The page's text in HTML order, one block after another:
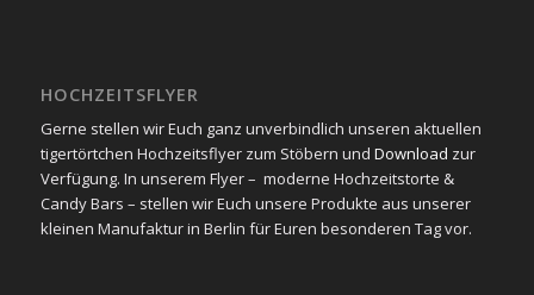
HOCHZEITSFLYER
Gerne stellen wir Euch ganz unverbindlich unseren aktuellen
tigertörtchen Hochzeitsflyer zum Stöbern und Download zur
Verfügung. In unserem Flyer – moderne Hochzeitstorte &
Candy Bars – stellen wir Euch unsere Produkte aus unserer
kleinen Manufaktur in Berlin für Euren besonderen Tag vor.